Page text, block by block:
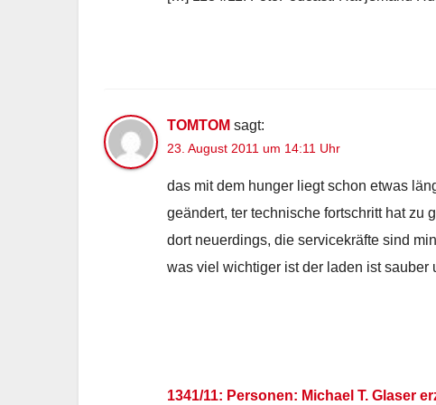
TOMTOM sagt:
23. August 2011 um 14:11 Uhr
das mit dem hunger liegt schon etwas
geändert, ter technische fortschritt hat zu
dort neuerdings, die servicekräfte sind
was viel wichtiger ist der laden ist sauber
1341/11: Personen: Michael T. Glaser